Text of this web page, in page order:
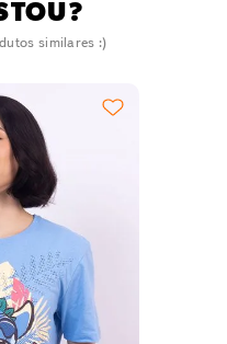
similares :)